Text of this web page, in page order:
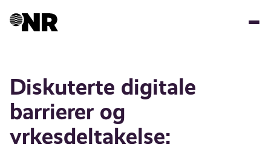
Diskuterte digitale
barrierer og
yrkesdeltakelse: